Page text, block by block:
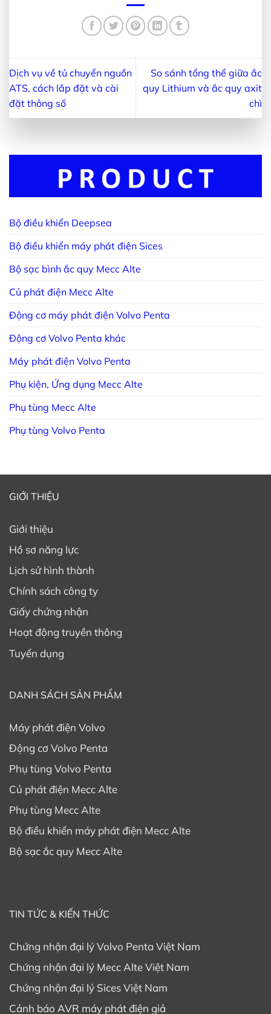
Dịch vụ về tủ chuyển nguồn
ATS, cách lắp đặt và cài
đặt thông số
So sánh tổng thể giữa ắc
quy Lithium và ắc quy axit
chì
Bộ điều khiển Deepsea
Bộ điều khiển máy phát điện Sices
Bộ sạc bình ắc quy Mecc Alte
Củ phát điện Mecc Alte
Động cơ máy phát điện Volvo Penta
Động cơ Volvo Penta khác
Máy phát điện Volvo Penta
Phụ kiện, Ứng dụng Mecc Alte
Phụ tùng Mecc Alte
Phụ tùng Volvo Penta
GIỚI THIỆU
Giới thiệu
Hồ sơ năng lực
Lịch sử hình thành
Chính sách công ty
Giấy chứng nhận
Hoạt động truyền thông
Tuyển dụng
DANH SÁCH SẢN PHẨM
Máy phát điện Volvo
Động cơ Volvo Penta
Phụ tùng Volvo Penta
Củ phát điện Mecc Alte
Phụ tùng Mecc Alte
Bộ điều khiển máy phát điện Mecc Alte
Bộ sạc ắc quy Mecc Alte
TIN TỨC & KIẾN THỨC
Chứng nhận đại lý Volvo Penta Việt Nam
Chứng nhận đại lý Mecc Alte Việt Nam
Chứng nhận đại lý Sices Việt Nam
Cảnh báo AVR máy phát điện giả